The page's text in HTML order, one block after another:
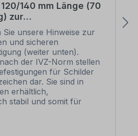
140 mm Länge (70
zur
Sie unsere Hinweise zur
und sicheren
(weiter unten).
der IVZ-Norm stellen
für Schilder
dar. Sie sind in
erhältlich,
stabil und somit für
von Schildern mit